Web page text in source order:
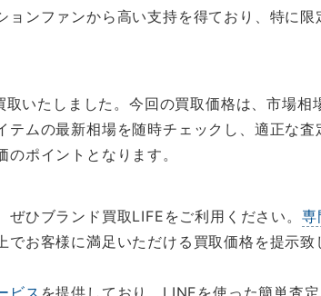
ンファンから高い支持を得ており、特に
取いたしました。今回の買取価格は、市場相
ムの最新相場を随時チェックし、適正な
ポイントとなります。
ひブランド買取LIFEをご利用ください。 専
お客様に満足いただける買取価格を提示致
ビス を提供しており、LINEを使った簡単査